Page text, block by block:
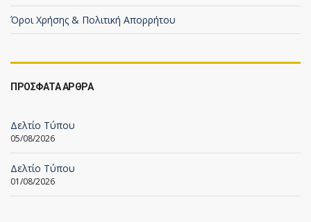
Όροι Χρήσης & Πολιτική Απορρήτου
ΠΡΟΣΦΑΤΑ ΑΡΘΡΑ
Δελτίο Τύπου
05/08/2026
Δελτίο Τύπου
01/08/2026